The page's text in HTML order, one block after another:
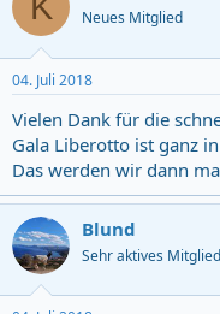
Neues Mitglied
04. Juli 2018
Vielen Dank für die
Gala Liberotto ist ganz
Das werden wir dann
Blund
Sehr aktives Mitglied